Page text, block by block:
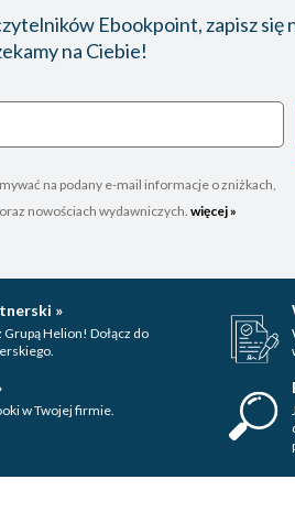
Ebookpoint, zapisz się
na Ciebie!
na podany e-mail informacje o zniżkach,
nowościach wydawniczych. więcej »
»
Grupą Helion! Dołącz do
w Twojej firmie.